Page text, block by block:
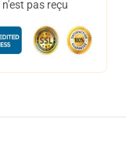
pas reçu